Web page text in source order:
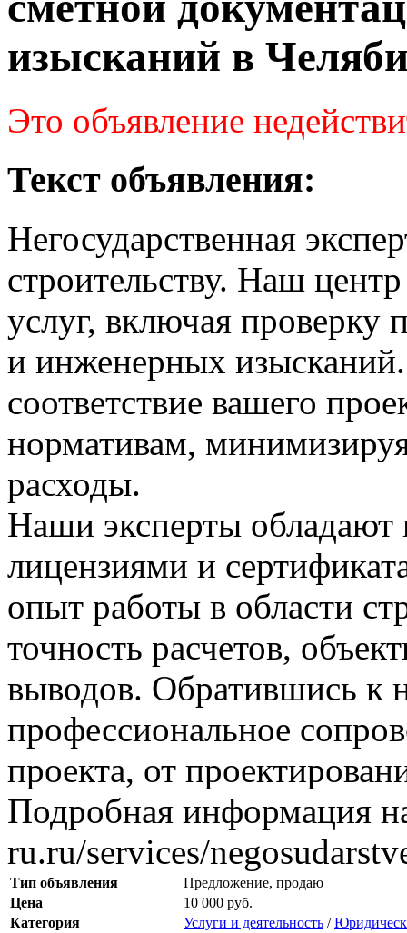
изысканий в
Это объявление
Текст объявления:
Негосударственная
строительству. Наш
услуг, включая проверку
и инженерных
соответствие вашего
нормативам,
расходы.
Наши эксперты
лицензиями и
опыт работы в области
точность расчетов,
выводов. Обратившись к
профессиональное
проекта, от
Подробная информация
ru.ru/services/
Тип объявления
Предложение, продаю
Цена
10 000 руб.
Категория
Услуги и деятельность /